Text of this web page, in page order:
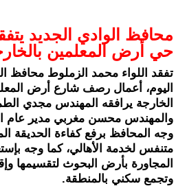
حي أرض المعلمين
والمهندس محسن مغربي مدير عام
وتجمع سكني بالمنطقة.